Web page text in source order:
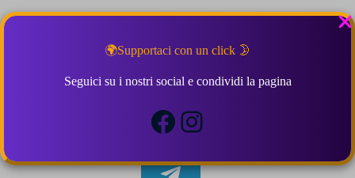
🌍Supportaci con un click 🌛
Seguici su i nostri social e condividi la pagina
Facebook
Instagram
Conigli Insetti #
Condividi la Favola: